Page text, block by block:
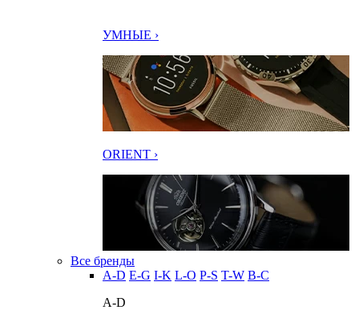
УМНЫЕ ›
ORIENT ›
Все бренды
A-D E-G I-K L-O P-S T-W В-С
A-D